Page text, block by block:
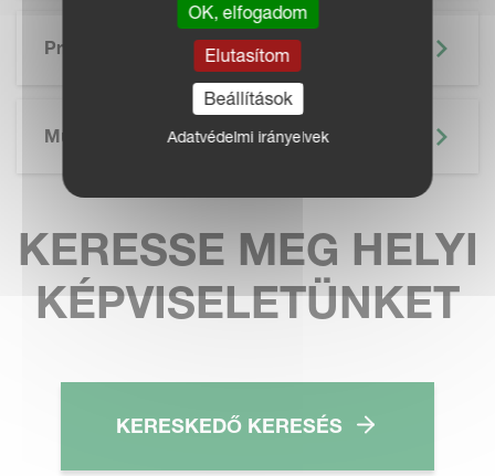
Prospektus
Műszaki Adatok
KERESSE MEG HELYI
KÉPVISELETÜNKET
KERESKEDŐ KERESÉS
OK, elfogadom
Elutasítom
Beállítások
Adatvédelmi irányelvek